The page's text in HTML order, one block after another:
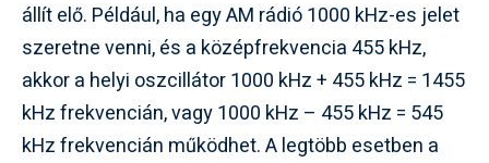
állít elő. Például, ha egy AM rádió 1000 kHz-es jelet
szeretne venni, és a középfrekvencia 455 kHz,
akkor a helyi oszcillátor 1000 kHz + 455 kHz = 1455
kHz frekvencián, vagy 1000 kHz – 455 kHz = 545
kHz frekvencián működhet. A legtöbb esetben a